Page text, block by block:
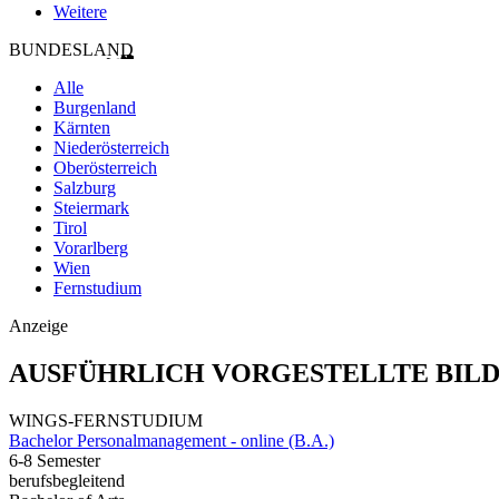
Weitere
BUNDESLAND
Alle
Burgenland
Kärnten
Niederösterreich
Oberösterreich
Salzburg
Steiermark
Tirol
Vorarlberg
Wien
Fernstudium
Anzeige
AUSFÜHRLICH VORGESTELLTE
WINGS-FERNSTUDIUM
Bachelor Personalmanagement - online (B.A.)
6-8 Semester
berufsbegleitend